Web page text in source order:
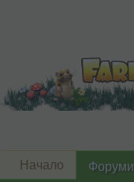
Начало Форуми